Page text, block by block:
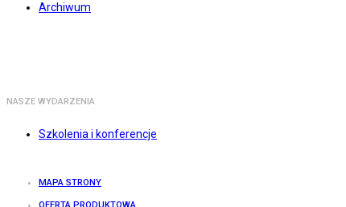
Archiwum
NASZE WYDARZENIA
Szkolenia i konferencje
MAPA STRONY